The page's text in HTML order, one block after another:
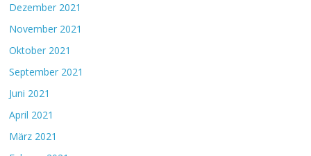
Dezember 2021
November 2021
Oktober 2021
September 2021
Juni 2021
April 2021
März 2021